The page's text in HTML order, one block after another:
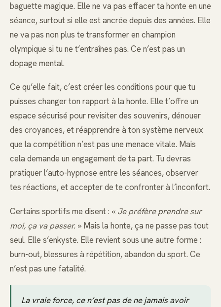
baguette magique. Elle ne va pas effacer ta honte en une
séance, surtout si elle est ancrée depuis des années. Elle
ne va pas non plus te transformer en champion
olympique si tu ne t’entraînes pas. Ce n’est pas un
dopage mental.
Ce qu’elle fait, c’est créer les conditions pour que tu
puisses changer ton rapport à la honte. Elle t’offre un
espace sécurisé pour revisiter des souvenirs, dénouer
des croyances, et réapprendre à ton système nerveux
que la compétition n’est pas une menace vitale. Mais
cela demande un engagement de ta part. Tu devras
pratiquer l’auto-hypnose entre les séances, observer
tes réactions, et accepter de te confronter à l’inconfort.
Certains sportifs me disent : « Je préfère prendre sur
moi, ça va passer. » Mais la honte, ça ne passe pas tout
seul. Elle s’enkyste. Elle revient sous une autre forme :
burn-out, blessures à répétition, abandon du sport. Ce
n’est pas une fatalité.
La vraie force, ce n’est pas de ne jamais avoir